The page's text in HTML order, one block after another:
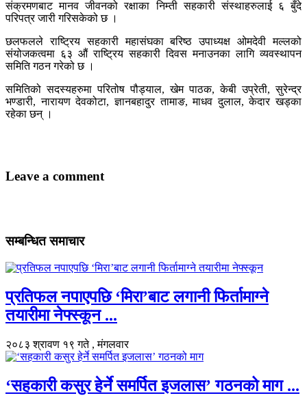
संक्रमणबाट मानव जीवनको रक्षाका निम्ती सहकारी संस्थाहरुलाई ६ बुँदे
परिपत्र जारी गरिसकेको छ ।
छलफलले राष्ट्रिय सहकारी महासंघका बरिष्ठ उपाध्यक्ष ओमदेवी मल्लको
संयोजकत्वमा ६३ औं राष्ट्रिय सहकारी दिवस मनाउनका लागि व्यवस्थापन
समिति गठन गरेको छ ।
समितिको सदस्यहरुमा परितोष पौड्याल, खेम पाठक, केबी उप्रेती, सुरेन्द्र
भण्डारी, नारायण देवकोटा, ज्ञानबहादुर तामाङ, माधव दुलाल, केदार खड्का
रहेका छन् ।
Leave a comment
सम्बन्धित समाचार
प्रतिफल नपाएपछि ‘मिरा’बाट लगानी फिर्तामाग्ने
तयारीमा नेफ्स्कून ...
२०८३ श्रावण १९ गते , मंगलवार
‘सहकारी कसुर हेर्ने समर्पित इजलास’ गठनको माग ...